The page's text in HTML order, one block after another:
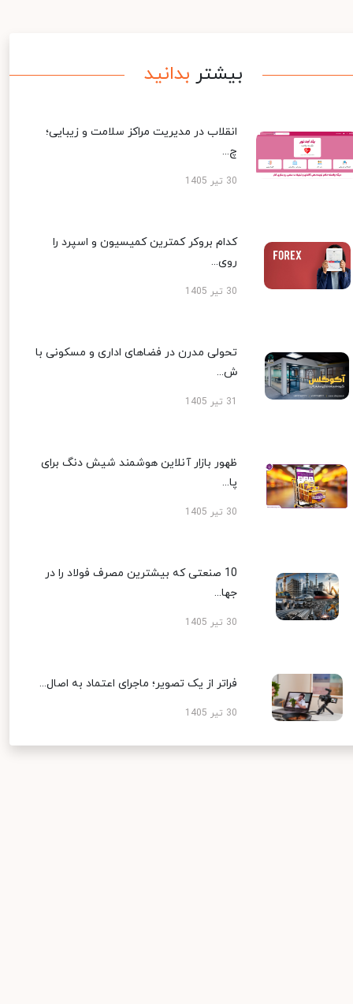
بیشتر بدانید
انقلاب در مدیریت مراکز سلامت و زیبایی؛
چ...
30 تیر 1405
کدام بروکر کمترین کمیسیون و اسپرد را
روی...
30 تیر 1405
تحولی مدرن در فضاهای اداری و مسکونی با
ش...
ظهور بازار آنلاین هوشمند شیش دنگ برای
پا...
30 تیر 1405
10 صنعتی که بیشترین مصرف فولاد را در
جها...
30 تیر 1405
فراتر از یک تصویر؛ ماجرای اعتماد به اصال...
30 تیر 1405